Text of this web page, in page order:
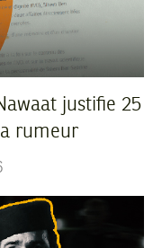
justifie 25
rumeur